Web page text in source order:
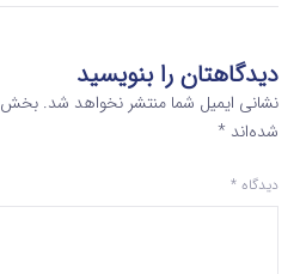
دیدگاهتان را بنویسید
نشانی ایمیل شما منتشر نخواهد شد.
شده‌اند *
دیدگاه *